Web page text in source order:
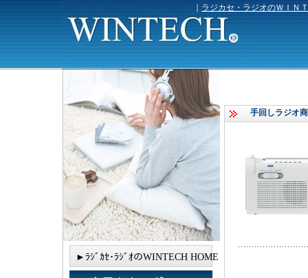
｜ラジカセ・ラジオのＷＩＮ
►ﾗｼﾞｶｾ･ﾗｼﾞｵのWINTECH HOME
手回しラジオ